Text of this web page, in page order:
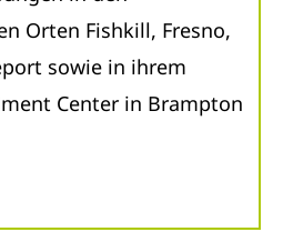
Orten Fishkill, Fresno,
sowie in ihrem
Center in Brampton